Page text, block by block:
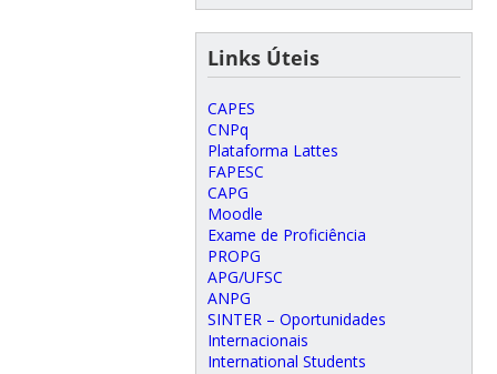
Links Úteis
CAPES
CNPq
Plataforma Lattes
FAPESC
CAPG
Moodle
Exame de Proficiência
PROPG
APG/UFSC
ANPG
SINTER – Oportunidades
Internacionais
International Students